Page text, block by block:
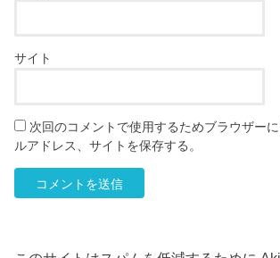
サイト
次回のコメントで使用するためブラウザー
ルアドレス、サイトを保存する。